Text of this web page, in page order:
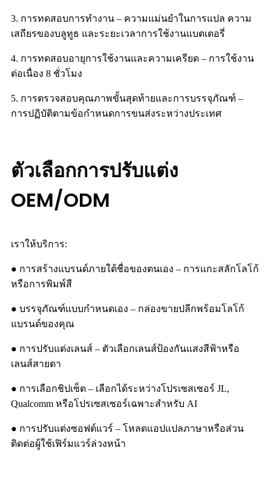
3. การทดสอบการทำงาน – ความแม่นยำในการแปล ความ
เสถียรของบลูทูธ และระยะเวลาการใช้งานแบตเตอรี่
4. การทดสอบอายุการใช้งานและความเครียด – การใช้งาน
ต่อเนื่อง 8 ชั่วโมง
5. การตรวจสอบคุณภาพขั้นสุดท้ายและการบรรจุภัณฑ์ –
การปฏิบัติตามข้อกำหนดการขนส่งระหว่างประเทศ
ตัวเลือกการปรับแต่ง
OEM/ODM
เราให้บริการ:
● การสร้างแบรนด์ภายใต้ชื่อของตนเอง – การแกะสลักโลโก้
หรือการพิมพ์สี
● บรรจุภัณฑ์แบบกำหนดเอง – กล่องขายปลีกพร้อมโลโก้
แบรนด์ของคุณ
● การปรับแต่งเลนส์ – ตัวเลือกเลนส์ป้องกันแสงสีฟ้าหรือ
เลนส์สายตา
● การเลือกชิปเซ็ต – เลือกได้ระหว่างโปรเซสเซอร์ JL,
Qualcomm หรือโปรเซสเซอร์เฉพาะสำหรับ AI
● การปรับแต่งซอฟต์แวร์ – โหลดแอปแปลภาษาหรือส่วน
ติดต่อผู้ใช้เฟิร์มแวร์ล่วงหน้า